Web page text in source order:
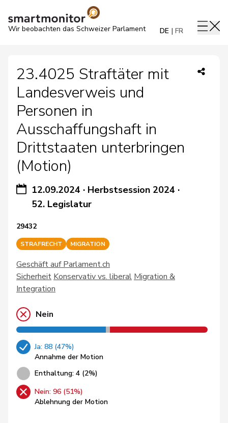
Wir beobachten das Schweizer Parlament DE FR
23.4025 Straftäter mit
Landesverweis und
Personen in
Ausschaffungshaft in
Drittstaaten unterbringen
(Motion)
12.09.2024 · Herbstsession 2024 ·
52. Legislatur
29432
STRAFRECHT MIGRATION
Geschäft auf Parlament.ch
Sicherheit Konservativ vs. liberal Migration &
Integration
Nein
Ja: 88 (47%)
Annahme der Motion
Enthaltung: 4 (2%)
Nein: 96 (51%)
Ablehnung der Motion